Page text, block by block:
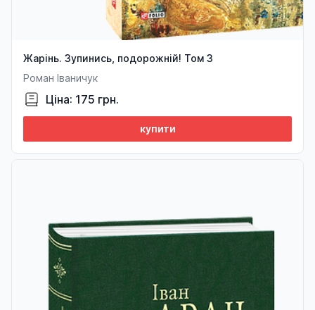
Жарінь. Зупинись, подорожній! Том 3
Роман Іваничук
Ціна: 175 грн.
купити